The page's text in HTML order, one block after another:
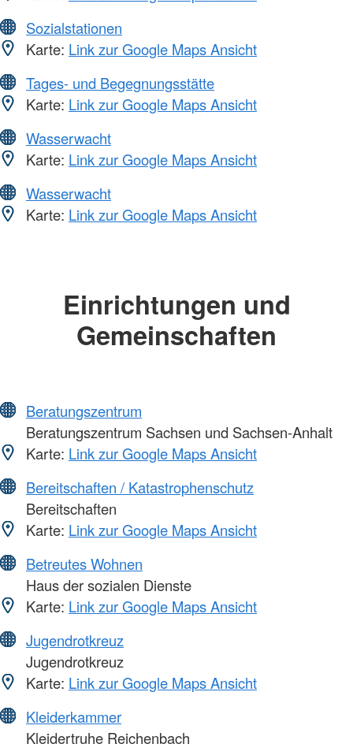
Sozialstationen
Karte: Link zur Google Maps Ansicht
Tages- und Begegnungsstätte
Karte: Link zur Google Maps Ansicht
Wasserwacht
Karte: Link zur Google Maps Ansicht
Wasserwacht
Karte: Link zur Google Maps Ansicht
Einrichtungen und
Gemeinschaften
Beratungszentrum
Beratungszentrum Sachsen und Sachsen-Anhalt
Karte: Link zur Google Maps Ansicht
Bereitschaften / Katastrophenschutz
Bereitschaften
Karte: Link zur Google Maps Ansicht
Betreutes Wohnen
Haus der sozialen Dienste
Karte: Link zur Google Maps Ansicht
Jugendrotkreuz
Jugendrotkreuz
Karte: Link zur Google Maps Ansicht
Kleiderkammer
Kleidertruhe Reichenbach